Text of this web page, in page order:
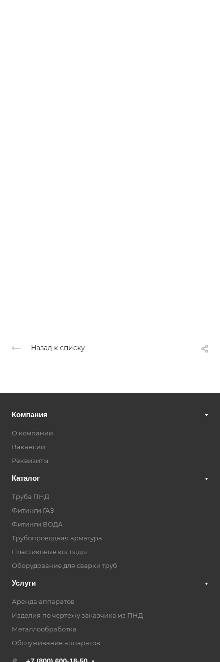
Назад к списку
Компания
О компании
Вакансии
Реквизиты
Каталог
Труба ПНД
Фитинги ГАЗ
Фитинги ВОДА
Трубопроводная арматура
Пластиковые колодцы
Оборудование для сварки труб
Услуги
Аренда аппаратов
Изделия по чертежу заказчика из ПНД
Металлообработка
Обслуживание аппаратов